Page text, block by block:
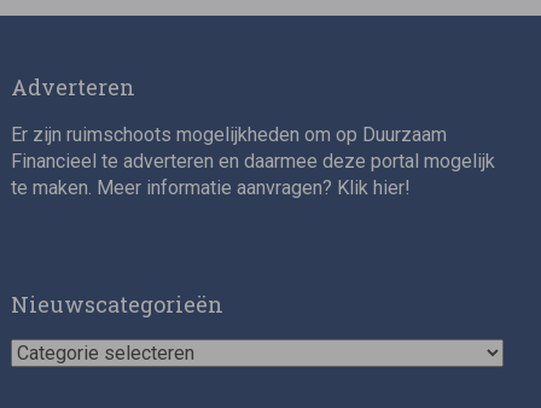
Adverteren
Er zijn ruimschoots mogelijkheden om op Duurzaam
Financieel te adverteren en daarmee deze portal mogelijk
te maken. Meer informatie aanvragen? Klik hier!
Nieuwscategorieën
Nieuwscategorieën